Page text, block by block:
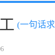
(一句话